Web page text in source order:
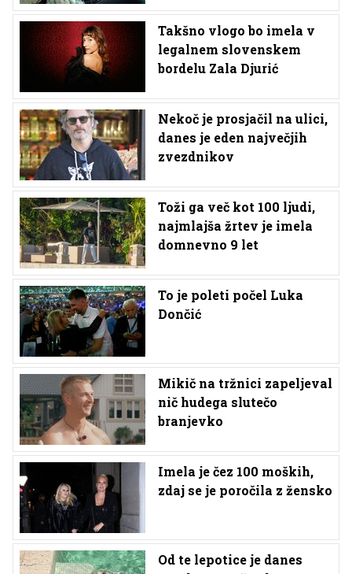
Takšno vlogo bo imela v
legalnem slovenskem
bordelu Zala Djurić
Nekoč je prosjačil na ulici,
danes je eden največjih
zvezdnikov
Toži ga več kot 100 ljudi,
najmlajša žrtev je imela
domnevno 9 let
To je poleti počel Luka
Dončić
Mikič na tržnici zapeljeval
nič hudega slutečo
branjevko
Imela je čez 100 moških,
zdaj se je poročila z žensko
Od te lepotice je danes